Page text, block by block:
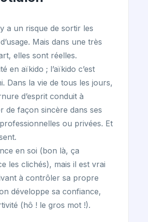
a un risque de sortir les
Mais dans une très
elles sont réelles.
en aïkido ; l’aïkido c’est
Dans la vie de tous les jours,
d’esprit conduit à
de façon sincère dans ses
ou privées. Et
en soi (bon là, ça
les clichés), mais il est vrai
à contrôler sa propre
développe sa confiance,
(hô ! le gros mot !).